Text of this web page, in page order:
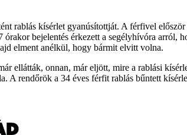
rablás kísérlet gyanúsítottját. A férfivel
bejelentés érkezett a segélyhívóra arról,
elment anélkül, hogy bármit elvitt volna.
ellátták, onnan, már eljött, mire a rablási
rendőrök a 34 éves férfit rablás bűntett